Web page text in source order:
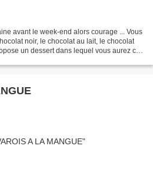
avant le week-end alors courage ... Vous
noir, le chocolat au lait, le chocolat
un dessert dans lequel vous aurez ces